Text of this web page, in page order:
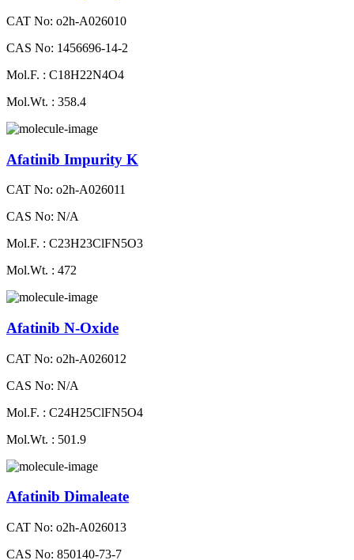
CAT No: o2h-A026010
CAS No: 1456696-14-2
Mol.F. : C18H22N4O4
Mol.Wt. : 358.4
Afatinib Impurity K
CAT No: o2h-A026011
CAS No: N/A
Mol.F. : C23H23ClFN5O3
Mol.Wt. : 472
Afatinib N-Oxide
CAT No: o2h-A026012
CAS No: N/A
Mol.F. : C24H25ClFN5O4
Mol.Wt. : 501.9
Afatinib Dimaleate
CAT No: o2h-A026013
CAS No: 850140-73-7